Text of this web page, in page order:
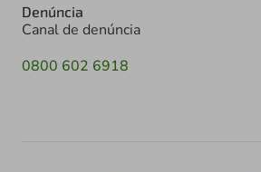
Denúncia
Canal de denúncia
0800 602 6918